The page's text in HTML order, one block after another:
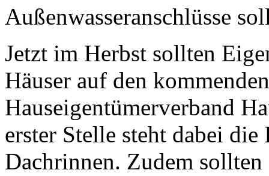
Außenwasseranschlüsse
Jetzt im Herbst sollten
Häuser auf den
Hauseigentümerverband
erster Stelle steht dabei
Dachrinnen. Zudem sollten